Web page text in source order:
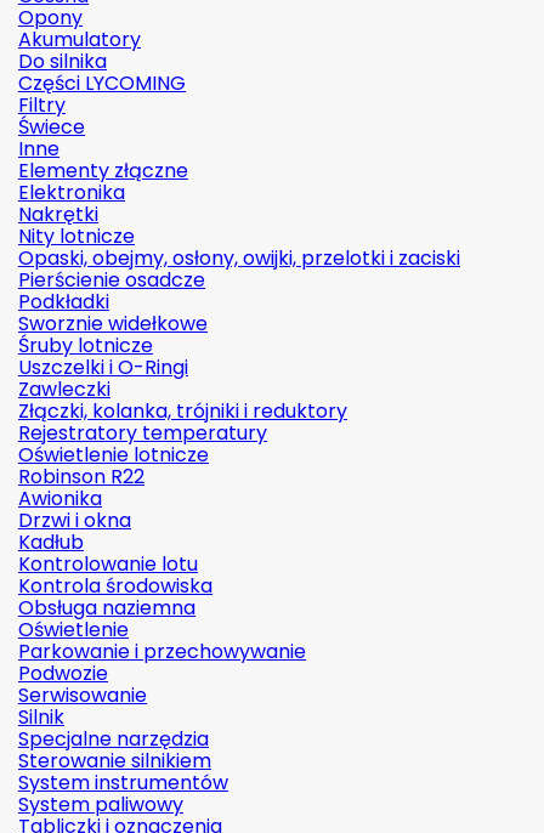
Opony
Akumulatory
Do silnika
Części LYCOMING
Filtry
Świece
Inne
Elementy złączne
Elektronika
Nakrętki
Nity lotnicze
Opaski, obejmy, osłony, owijki, przelotki i zaciski
Pierścienie osadcze
Podkładki
Sworznie widełkowe
Śruby lotnicze
Uszczelki i O-Ringi
Zawleczki
Złączki, kolanka, trójniki i reduktory
Rejestratory temperatury
Oświetlenie lotnicze
Robinson R22
Awionika
Drzwi i okna
Kadłub
Kontrolowanie lotu
Kontrola środowiska
Obsługa naziemna
Oświetlenie
Parkowanie i przechowywanie
Podwozie
Serwisowanie
Silnik
Specjalne narzędzia
Sterowanie silnikiem
System instrumentów
System paliwowy
Tabliczki i oznaczenia